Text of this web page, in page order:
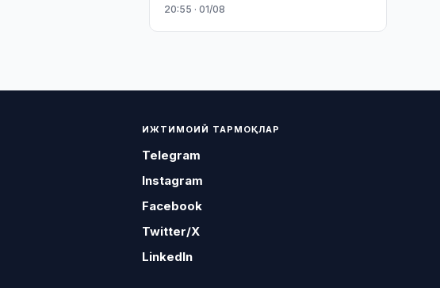
20:55 · 01/08
ИЖТИМОИЙ ТАРМОҚЛАР
Telegram
Instagram
Facebook
Twitter/X
LinkedIn